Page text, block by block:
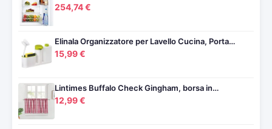
254,74 €
Elinala Organizzatore per Lavello Cucina, Porta…
15,99 €
Lintimes Buffalo Check Gingham, borsa in…
12,99 €